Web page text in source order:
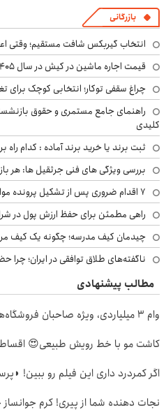
بازرگانی
انتخاب گیربکس شافت مستقیم؛ وقتی
قیمت اجاره ماشین در کیش در سال ۱۴۰۵ چقدر تغییر کرده است؟
چراغ سقفی توکار؛ انتخابی کوچک برای
راهنمای جامع مستمری و حقوق
کلیدی
ثبت برند یا خرید برند آماده : کدام
بررسی ویژگی های فنی جرثقیل ها: هر
۷ اقدام ضروری پس از تشکیل پرونده مواد مخدر؛ راهنمای خانواده‌ها
راهی مطمئن برای حفظ ارزش پول در
چیدمان کیف مدرسه؛ چگونه یک کیف
ناگفته‌های طلاق توافقی در ایران؛
مطالب پیشنهادی
وام ۳ میلیاردی، ویژه صاحبان فروشگاه‌های آنلاین و حضوری
کاشت مو با خط رویش طبیعی😍
اگر کمردرد داری این فیلم رو ببین!
نجات دهنده شما از پیری! کرم جوانساز